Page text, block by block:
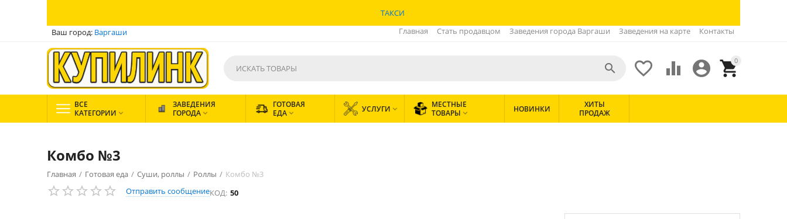
ТАКСИ
Ваш город: Варгаши Главная Стать продавцом Заведения города Варгаши Заведения на карте Контакты
0


 

ВСЕ
КАТЕГОРИИ 
ЗАВЕДЕНИЯ
ГОРОДА 
ГОТОВАЯ
ЕДА  УСЛУГИ 
МЕСТНЫЕ
ТОВАРЫ  НОВИНКИ
ХИТЫ
ПРОДАЖ
Комбо №3
Главная / Готовая еда / Суши, роллы / Роллы / Комбо №3
Отправить сообщениеКОД: 50